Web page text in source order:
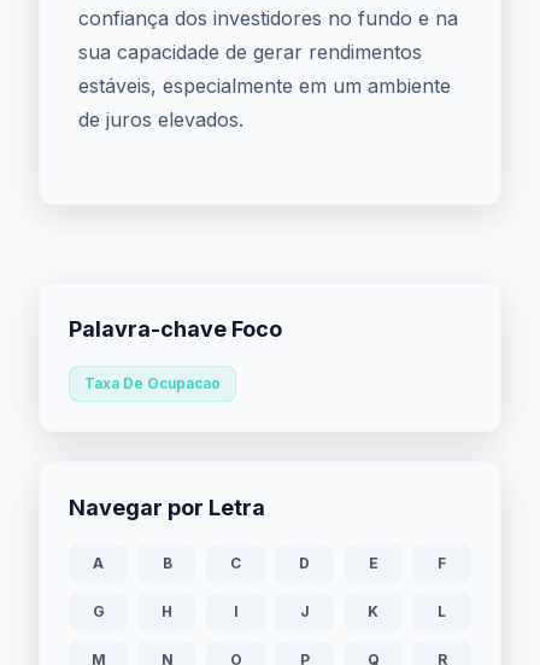
confiança dos investidores no fundo e na
sua capacidade de gerar rendimentos
estáveis, especialmente em um ambiente
de juros elevados.
Palavra-chave Foco
Taxa De Ocupacao
Navegar por Letra
A B C D E F
G H I J K L
M N O P Q R